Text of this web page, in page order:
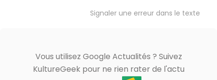
Signaler une erreur dans le texte
Vous utilisez Google Actualités ? Suivez
KultureGeek pour ne rien rater de l'actu